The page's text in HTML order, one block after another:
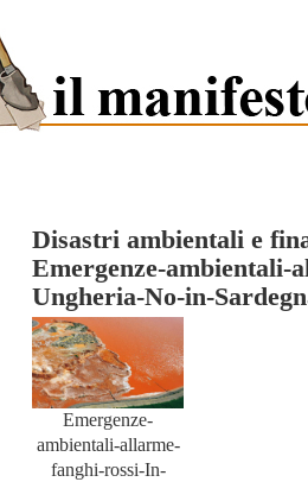
Disastri ambientali e
Emergenze-ambientali-
Ungheria-No-in-
Emergenze-
ambientali-allarme-
fanghi-rossi-In-